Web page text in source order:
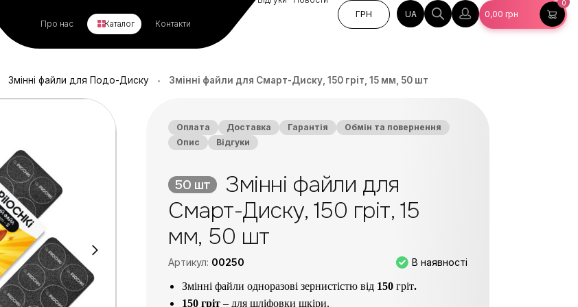
Про нас
Каталог Контакти
ГРН
UA 0,00 грн
0
Змінні файли для Подо-Диску • Змінні файли для Смарт-Диску, 150 гріт, 15 мм, 50 шт
Оплата Доставка Гарантія
Обмін та повернення
Опис
Відгуки
50 шт
Змінні файли для
Смарт-Диску, 150 гріт, 15
мм, 50 шт
Артикул: 00250 В наявності
Змінні файли одноразові зернистістю від 150 гріт.
150 гріт – для шліфовки шкіри.